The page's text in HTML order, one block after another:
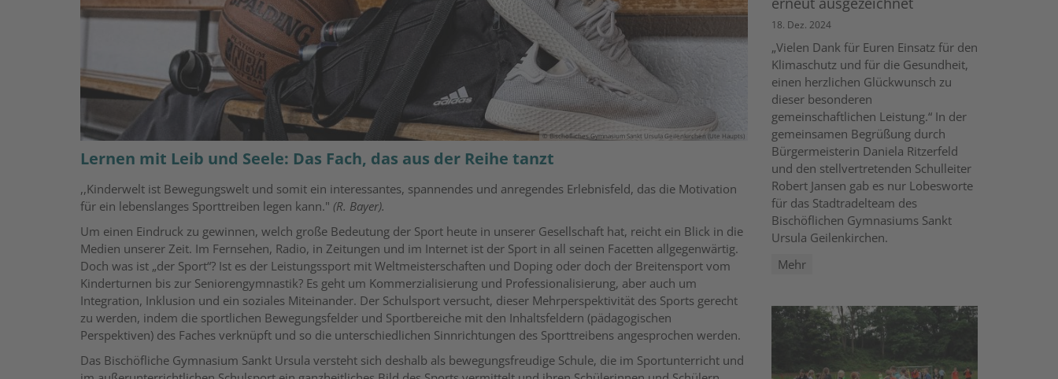
© Bischöfliches Gymnasium Sankt Ursula Geilenkirchen (Ute Haupts)
Lernen mit Leib und Seele: Das Fach, das aus der Reihe tanzt
,,Kinderwelt ist Bewegungswelt und somit ein interessantes, spannendes und anregendes Erlebnisfeld, das die Motivation
für ein lebenslanges Sporttreiben legen kann." (R. Bayer).
Um einen Eindruck zu gewinnen, welch große Bedeutung der Sport heute in unserer Gesellschaft hat, reicht ein Blick in die
Medien unserer Zeit. Im Fernsehen, Radio, in Zeitungen und im Internet ist der Sport in all seinen Facetten allgegenwärtig.
Doch was ist „der Sport“? Ist es der Leistungssport mit Weltmeisterschaften und Doping oder doch der Breitensport vom
Kinderturnen bis zur Seniorengymnastik? Es geht um Kommerzialisierung und Professionalisierung, aber auch um
Integration, Inklusion und ein soziales Miteinander. Der Schulsport versucht, dieser Mehrperspektivität des Sports gerecht
zu werden, indem die sportlichen Bewegungsfelder und Sportbereiche mit den Inhaltsfeldern (pädagogischen
Perspektiven) des Faches verknüpft und so die unterschiedlichen Sinnrichtungen des Sporttreibens angesprochen werden.
Das Bischöfliche Gymnasium Sankt Ursula versteht sich deshalb als bewegungsfreudige Schule, die im Sportunterricht und
18. Dez. 2024
„Vielen Dank für Euren Einsatz für den
Klimaschutz und für die Gesundheit,
einen herzlichen Glückwunsch zu
dieser besonderen
gemeinschaftlichen Leistung.“ In der
gemeinsamen Begrüßung durch
Bürgermeisterin Daniela Ritzerfeld
und den stellvertretenden Schulleiter
Robert Jansen gab es nur Lobesworte
für das Stadtradelteam des
Bischöflichen Gymnasiums Sankt
Ursula Geilenkirchen.
Mehr